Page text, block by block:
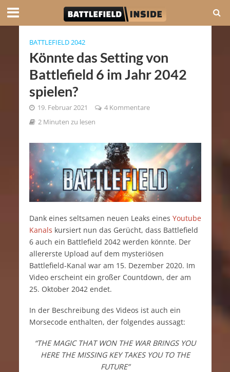
BATTLEFIELD 2042
Könnte das Setting von
Battlefield 6 im Jahr 2042
spielen?
19. Februar 2021
4 Kommentare
2 Minuten zu lesen
Dank eines seltsamen neuen Leaks eines Youtube
Kanals kursiert nun das Gerücht, dass Battlefield
6 auch ein Battlefield 2042 werden könnte. Der
allererste Upload auf dem mysteriösen
Battlefield-Kanal war am 15. Dezember 2020. Im
Video erscheint ein großer Countdown, der am
25. Oktober 2042 endet.
In der Beschreibung des Videos ist auch ein
Morsecode enthalten, der folgendes aussagt:
“THE MAGIC THAT WON THE WAR BRINGS YOU
HERE THE MISSING KEY TAKES YOU TO THE
FUTURE”